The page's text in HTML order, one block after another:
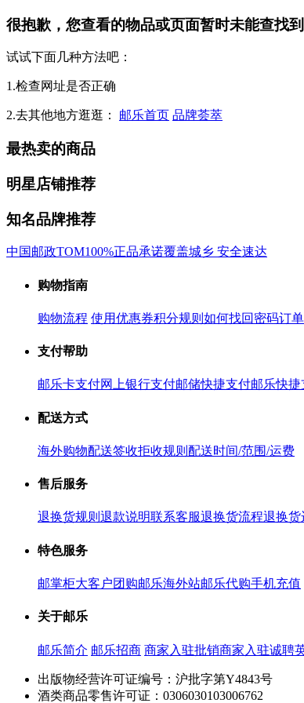
很抱歉，您查看的物品或页面暂时未能查找到
试试下面几种方法吧：
1.检查网址是否正确
2.去其他地方逛逛： 邮乐首页 品牌荟萃
最热卖的商品
明星店铺推荐
知名品牌推荐
中国邮政TOM100%正品承诺覆盖城乡 安全速达
购物指南
购物流程 使用优惠券积分规则 如何找回密码订
支付帮助
邮乐卡支付网上银行支付邮储快捷支付邮乐快捷
配送方式
海外购物配送签收拒收规则 配送时间/范围/运费
售后服务
退换货规则 退款说明联系客服退换货流程退换货
特色服务
邮掌柜大客户团购邮乐海外站邮乐代购手机充值
关于邮乐
邮乐简介 邮乐招商 商家入驻批销商家入驻诚聘
出版物经营许可证编号：沪批字第Y4843号
酒类商品零售许可证：0306030103006762